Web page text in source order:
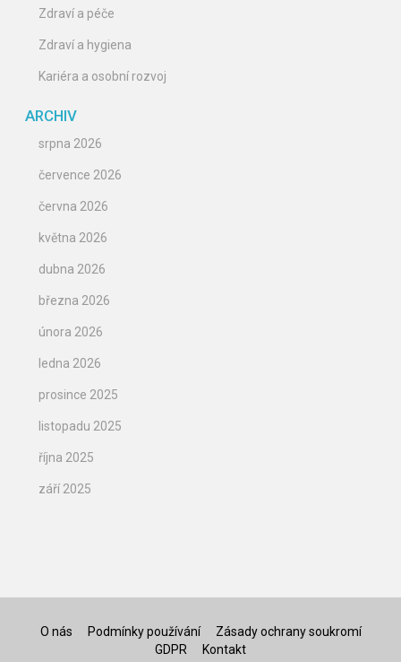
Zdraví a péče
Zdraví a hygiena
Kariéra a osobní rozvoj
ARCHIV
srpna 2026
července 2026
června 2026
května 2026
dubna 2026
března 2026
února 2026
ledna 2026
prosince 2025
listopadu 2025
října 2025
září 2025
O nás Podmínky používání
Zásady ochrany soukromí
GDPR
Kontakt